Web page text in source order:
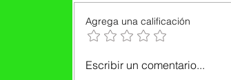
Agrega una calificación
Escribir un comentario...